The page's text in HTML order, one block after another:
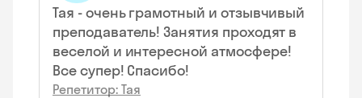
Тая - очень грамотный и отзывчивый
преподаватель! Занятия проходят в
веселой и интересной атмосфере!
Все супер! Спасибо!
Репетитор: Тая